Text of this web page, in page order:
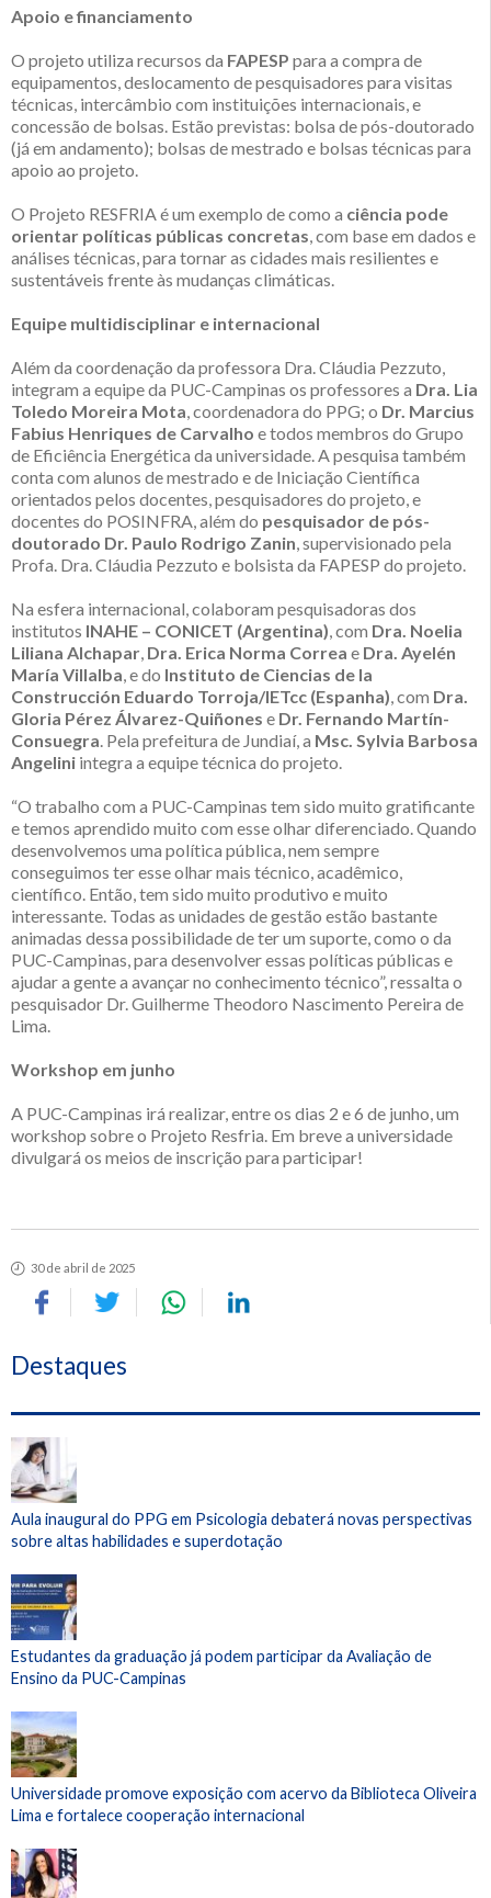
Apoio e financiamento
O projeto utiliza recursos da FAPESP para a compra de
equipamentos, deslocamento de pesquisadores para visitas
técnicas, intercâmbio com instituições internacionais, e
concessão de bolsas. Estão previstas: bolsa de pós-doutorado
(já em andamento); bolsas de mestrado e bolsas técnicas para
apoio ao projeto.
O Projeto RESFRIA é um exemplo de como a ciência pode
orientar políticas públicas concretas, com base em dados e
análises técnicas, para tornar as cidades mais resilientes e
sustentáveis frente às mudanças climáticas.
Equipe multidisciplinar e internacional
Além da coordenação da professora Dra. Cláudia Pezzuto,
integram a equipe da PUC-Campinas os professores a Dra. Lia
Toledo Moreira Mota, coordenadora do PPG; o Dr. Marcius
Fabius Henriques de Carvalho e todos membros do Grupo
de Eficiência Energética da universidade. A pesquisa também
conta com alunos de mestrado e de Iniciação Científica
orientados pelos docentes, pesquisadores do projeto, e
docentes do POSINFRA, além do pesquisador de pós-
doutorado Dr. Paulo Rodrigo Zanin, supervisionado pela
Profa. Dra. Cláudia Pezzuto e bolsista da FAPESP do projeto.
Na esfera internacional, colaboram pesquisadoras dos
institutos INAHE – CONICET (Argentina), com Dra. Noelia
Liliana Alchapar, Dra. Erica Norma Correa e Dra. Ayelén
María Villalba, e do Instituto de Ciencias de la
Construcción Eduardo Torroja/IETcc (Espanha), com Dra.
Gloria Pérez Álvarez-Quiñones e Dr. Fernando Martín-
Consuegra. Pela prefeitura de Jundiaí, a Msc. Sylvia Barbosa
Angelini integra a equipe técnica do projeto.
“O trabalho com a PUC-Campinas tem sido muito gratificante
e temos aprendido muito com esse olhar diferenciado. Quando
desenvolvemos uma política pública, nem sempre
conseguimos ter esse olhar mais técnico, acadêmico,
científico. Então, tem sido muito produtivo e muito
interessante. Todas as unidades de gestão estão bastante
animadas dessa possibilidade de ter um suporte, como o da
PUC-Campinas, para desenvolver essas políticas públicas e
ajudar a gente a avançar no conhecimento técnico”, ressalta o
pesquisador Dr. Guilherme Theodoro Nascimento Pereira de
Lima.
Workshop em junho
A PUC-Campinas irá realizar, entre os dias 2 e 6 de junho, um
workshop sobre o Projeto Resfria. Em breve a universidade
divulgará os meios de inscrição para participar!
30 de abril de 2025
Destaques
Aula inaugural do PPG em Psicologia debaterá novas perspectivas
sobre altas habilidades e superdotação
Estudantes da graduação já podem participar da Avaliação de
Ensino da PUC-Campinas
Universidade promove exposição com acervo da Biblioteca Oliveira
Lima e fortalece cooperação internacional